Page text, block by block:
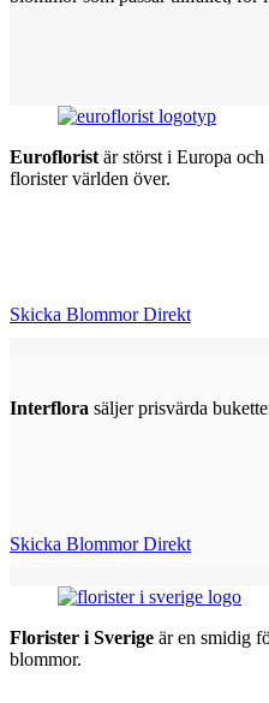
Euroflorist är störst i Europa
florister världen över.
Skicka Blommor Direkt
Interflora säljer prisvärda
Skicka Blommor Direkt
Florister i Sverige är en smidig
blommor.